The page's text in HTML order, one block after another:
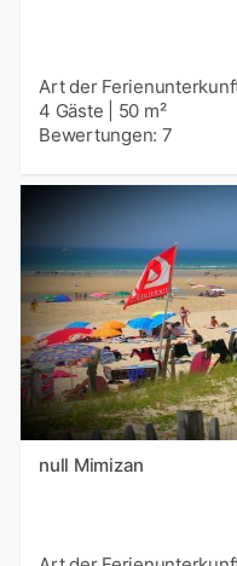
Art der
4 Gäste
50 m²
Bewertungen: 7
null Mimizan